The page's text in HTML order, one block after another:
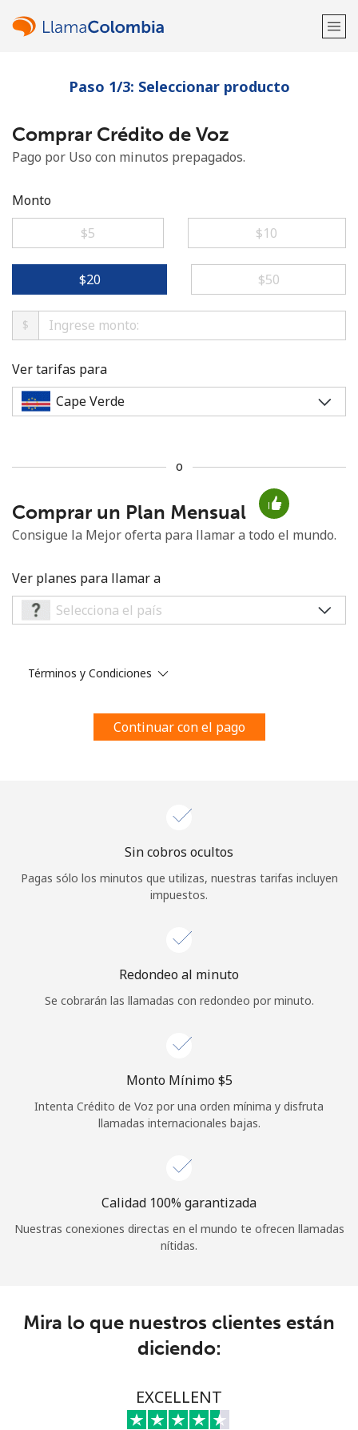
¡Bienvenido!
¿Ya tienes una cuenta?Inicia sesión →
No se ha creado una contraseña
Mínimo 8 caracteres
Una letra mayúscula y una minúscula
Un número
Al abrir una cuenta en este sitio web, estoy de acuerdo con
¡Hola!
REGÍSTRATE →
Paso 1/3: Seleccionar producto
Comprar Crédito de Voz
Pago por Uso con minutos prepagados.
Monto
⁦$5⁩
⁦$10⁩
⁦$20⁩ ⁦$50⁩
$
Ver tarifas para
o
Comprar un Plan Mensual
Consigue la Mejor oferta para llamar a todo el mundo.
Ver planes para llamar a
Términos y Condiciones
Continuar con el pago
Sin cobros ocultos
Pagas sólo los minutos que utilizas, nuestras tarifas incluyen
impuestos.
Redondeo al minuto
Se cobrarán las llamadas con redondeo por minuto.
Monto Mínimo ⁦$5⁩
Intenta Crédito de Voz por una orden mínima y disfruta
llamadas internacionales bajas.
Calidad 100% garantizada
Nuestras conexiones directas en el mundo te ofrecen llamadas
nítidas.
Mira lo que nuestros clientes están
diciendo:
EXCELLENT